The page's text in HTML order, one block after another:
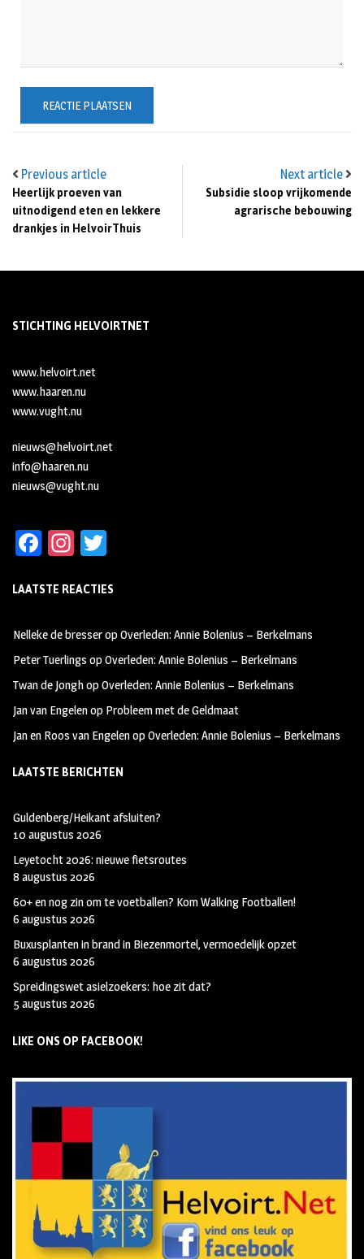
Previous article
Heerlijk proeven van
uitnodigend eten en lekkere
drankjes in HelvoirThuis
Next article
Subsidie sloop vrijkomende
agrarische bebouwing
STICHTING HELVOIRTNET
www.helvoirt.net
www.haaren.nu
www.vught.nu
nieuws@helvoirt.net
info@haaren.nu
nieuws@vught.nu
Fa
b
oo
k
In
ag
m
tt
LAATSTE REACTIES
Nelleke de bresseropOverleden: Annie Bolenius – Berkelmans
Peter Tuerlings opOverleden: Annie Bolenius – Berkelmans
Twan de JonghopOverleden: Annie Bolenius – Berkelmans
Jan van Engelenop Probleem met de Geldmaat
Jan en Roos van EngelenopOverleden: Annie Bolenius – Berkelmans
LAATSTE BERICHTEN
Guldenberg/Heikant afsluiten?
10 augustus 2026
Leyetocht 2026: nieuwe fietsroutes
8 augustus 2026
60+ en nog zin om te voetballen? Kom Walking Footballen!
6 augustus 2026
Buxusplanten in brand in Biezenmortel, vermoedelijk opzet
6 augustus 2026
Spreidingswet asielzoekers: hoe zit dat?
5 augustus 2026
LIKE ONS OP FACEBOOK!